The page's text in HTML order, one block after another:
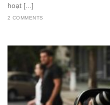
hoạt [...]
2 COMMENTS